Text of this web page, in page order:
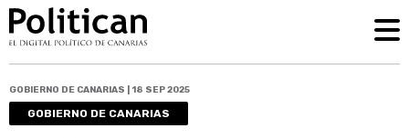
GOBIERNO DE CANARIAS | 18 SEP 2025
GOBIERNO DE CANARIAS